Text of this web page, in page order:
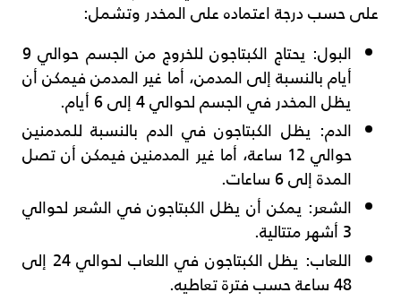
على حسب درجة اعتماده على المخدر وتشمل:
البول: يحتاج الكبتاجون للخروج من الجسم حوالي 9
أيام بالنسبة إلى المدمن، أما غير المدمن فيمكن أن
يظل المخدر في الجسم لحوالي 4 إلى 6 أيام.
الدم: يظل الكبتاجون في الدم بالنسبة للمدمنين
حوالي 12 ساعة، أما غير المدمنين فيمكن أن تصل
المدة إلى 6 ساعات.
الشعر: يمكن أن يظل الكبتاجون في الشعر لحوالي
3 أشهر متتالية.
اللعاب: يظل الكبتاجون في اللعاب لحوالي 24 إلى
48 ساعة حسب فترة تعاطيه.